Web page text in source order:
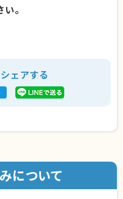
。
ェアする
について